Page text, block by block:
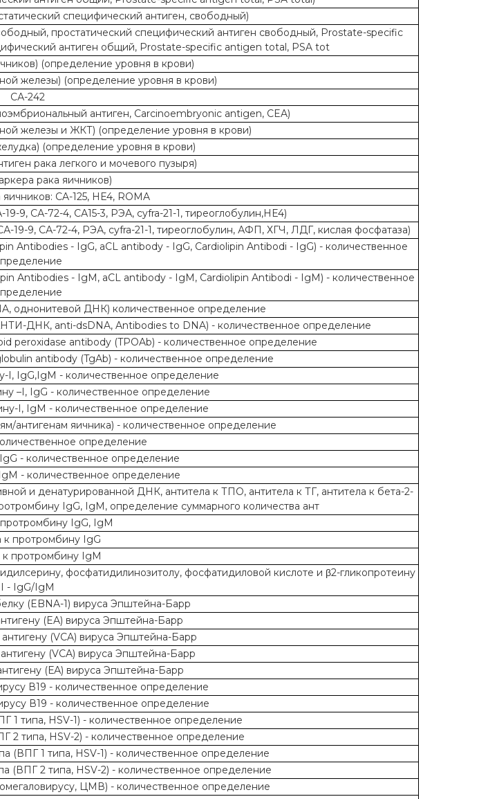
специфический антиген, свободный)
простатический специфический антиген свободный, Prostate-specific
антиген общий, Prostate-specific antigen total, PSA tot
(определение уровня в крови)
железы) (определение уровня в крови)
СА-242
антиген, Carcinoembryonic antigen, CEA)
железы и ЖКТ) (определение уровня в крови)
(определение уровня в крови)
рака легкого и мочевого пузыря)
рака яичников)
CA-125, HE4, ROMA
9, СА-72-4, СА15-3, РЭА, cyfra-21-1, тиреоглобулин,HE4)
19-9, СА-72-4, РЭА, cyfra-21-1, тиреоглобулин, АФП, ХГЧ, ЛДГ, кислая фосфатаза)
Antibodies - IgG, aCL antibody - IgG, Cardiolipin Antibodi - IgG) - количественное
Antibodies - IgM, aCL antibody - IgM, Cardiolipin Antibodi - IgM) - количественное
однонитевой ДНК) количественное определение
ДНК, anti-dsDNA, Antibodies to DNA) - количественное определение
peroxidase antibody (TPOAb) - количественное определение
antibody (TgAb) - количественное определение
I, IgG,IgM - количественное определение
–I, IgG - количественное определение
I, IgM - количественное определение
антигенам яичника) - количественное определение
определение
- количественное определение
- количественное определение
и денатурированной ДНК, антитела к ТПО, антитела к ТГ, антитела к бета-2-
IgG, IgM, определение суммарного количества ант
IgG, IgM
к протромбину IgG
к протромбину IgM
фосфатидилинозитолу, фосфатидиловой кислоте и β2-гликопротеину
I - IgG/IgM
(EBNA-1) вируса Эпштейна-Барр
(EA) вируса Эпштейна-Барр
(VCA) вируса Эпштейна-Барр
(VCA) вируса Эпштейна-Барр
(ЕА) вируса Эпштейна-Барр
В19 - количественное определение
В19 - количественное определение
1 типа, HSV-1) - количественное определение
2 типа, HSV-2) - количественное определение
(ВПГ 1 типа, HSV-1) - количественное определение
(ВПГ 2 типа, HSV-2) - количественное определение
ЦМВ) - количественное определение